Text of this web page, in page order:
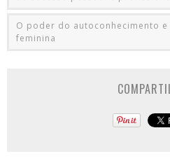
O poder do autoconhecimento
feminina